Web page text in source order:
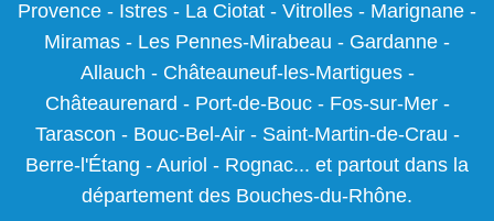
Provence - Istres - La Ciotat - Vitrolles - Marignane -
Miramas - Les Pennes-Mirabeau - Gardanne -
Allauch - Châteauneuf-les-Martigues-
Châteaurenard - Port-de-Bouc- Fos-sur-Mer-
Tarascon - Bouc-Bel-Air- Saint-Martin-de-Crau -
Berre-l'Étang - Auriol - Rognac... et partout dans la
département des Bouches-du-Rhône.